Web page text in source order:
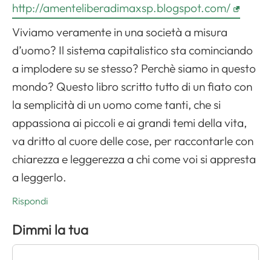
http://amenteliberadimaxsp.blogspot.com/
Viviamo veramente in una società a misura
d’uomo? Il sistema capitalistico sta cominciando
a implodere su se stesso? Perchè siamo in questo
mondo? Questo libro scritto tutto di un fiato con
la semplicità di un uomo come tanti, che si
appassiona ai piccoli e ai grandi temi della vita,
va dritto al cuore delle cose, per raccontarle con
chiarezza e leggerezza a chi come voi si appresta
a leggerlo.
Rispondi
Dimmi la tua